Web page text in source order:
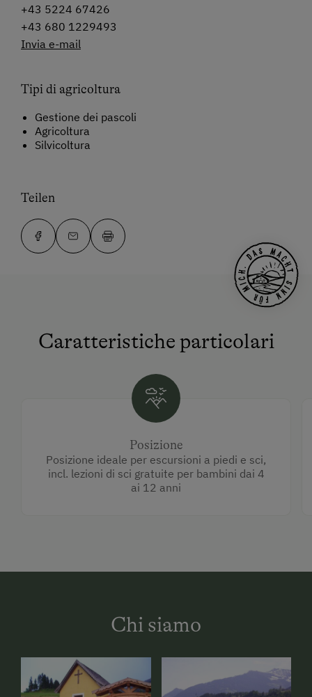
+43 5224 67426
+43 680 1229493
Invia e-mail
Tipi di agricoltura
Gestione dei pascoli
Agricoltura
Silvicoltura
Teilen
Caratteristiche particolari
Posizione
Posizione ideale per escursioni a piedi e sci,
incl. lezioni di sci gratuite per bambini dai 4
ai 12 anni
Chi siamo